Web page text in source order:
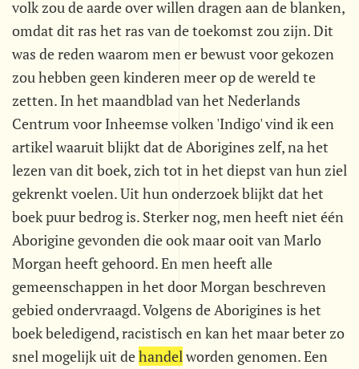
volk zou de aarde over willen dragen aan de blanken,
omdat dit ras het ras van de toekomst zou zijn. Dit
was de reden waarom men er bewust voor gekozen
zou hebben geen kinderen meer op de wereld te
zetten. In het maandblad van het Nederlands
Centrum voor Inheemse volken 'Indigo' vind ik een
artikel waaruit blijkt dat de Aborigines zelf, na het
lezen van dit boek, zich tot in het diepst van hun ziel
gekrenkt voelen. Uit hun onderzoek blijkt dat het
boek puur bedrog is. Sterker nog, men heeft niet één
Aborigine gevonden die ook maar ooit van Marlo
Morgan heeft gehoord. En men heeft alle
gemeenschappen in het door Morgan beschreven
gebied ondervraagd. Volgens de Aborigines is het
boek beledigend, racistisch en kan het maar beter zo
snel mogelijk uit dehandelworden genomen. Een